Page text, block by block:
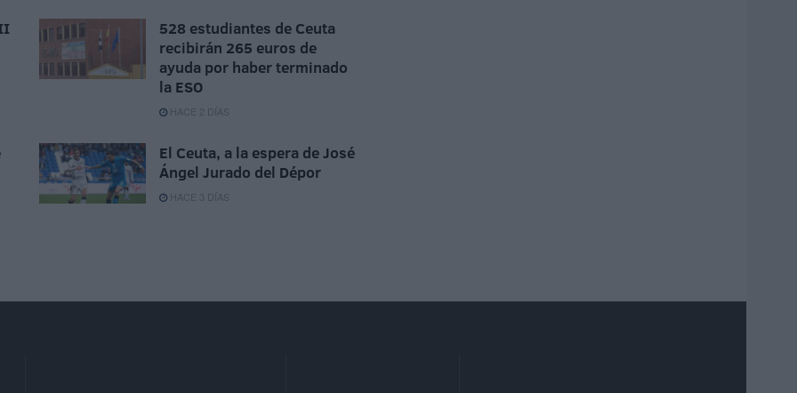
528 estudiantes de Ceuta
recibirán 265 euros de
ayuda por haber terminado
la ESO
HACE 2 DÍAS
El Ceuta, a la espera de José
Ángel Jurado del Dépor
HACE 3 DÍAS